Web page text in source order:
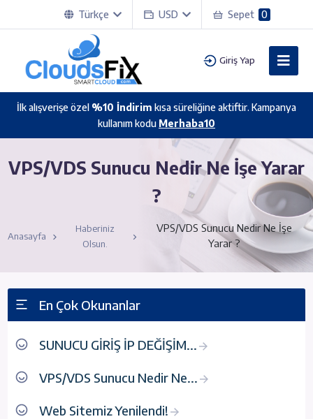
Türkçe USD Sepet 0
Giriş Yap
İlk alışverişe özel %10 İndirim kısa süreliğine aktiftir. Kampanya
kullanım kodu Merhaba10
VPS/VDS Sunucu Nedir Ne İşe Yarar
?
Anasayfa
Haberiniz
Olsun.
VPS/VDS Sunucu Nedir Ne İşe
Yarar ?
En Çok Okunanlar
SUNUCU GİRİŞ İP DEĞİŞİM...
VPS/VDS Sunucu Nedir Ne...
Web Sitemiz Yenilendi!